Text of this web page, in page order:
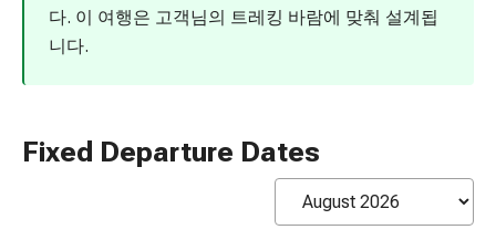
다. 이 여행은 고객님의 트레킹 바람에 맞춰 설계됩
니다.
Fixed Departure Dates